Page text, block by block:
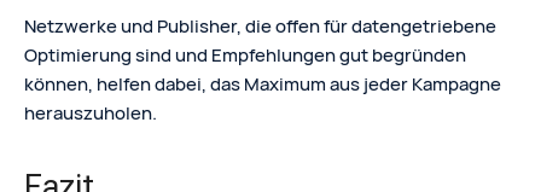
Netzwerke und Publisher, die offen für datengetriebene
Optimierung sind und Empfehlungen gut begründen
können, helfen dabei, das Maximum aus jeder Kampagne
herauszuholen.